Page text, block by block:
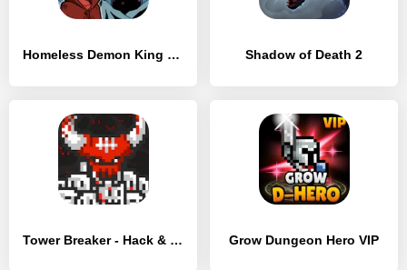
Homeless Demon King (Idle Game) Shadow of Death 2
Tower Breaker - Hack & Slash Grow Dungeon Hero VIP